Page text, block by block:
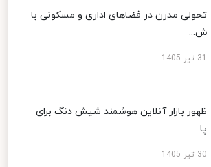
تحولی مدرن در فضاهای اداری و مسکونی با
ش...
ظهور بازار آنلاین هوشمند شیش دنگ برای
پا...
30 تیر 1405